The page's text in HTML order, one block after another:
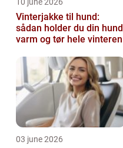
Vinterjakke til hund:
sådan holder du din hund
varm og tør hele vinteren
03 june 2026